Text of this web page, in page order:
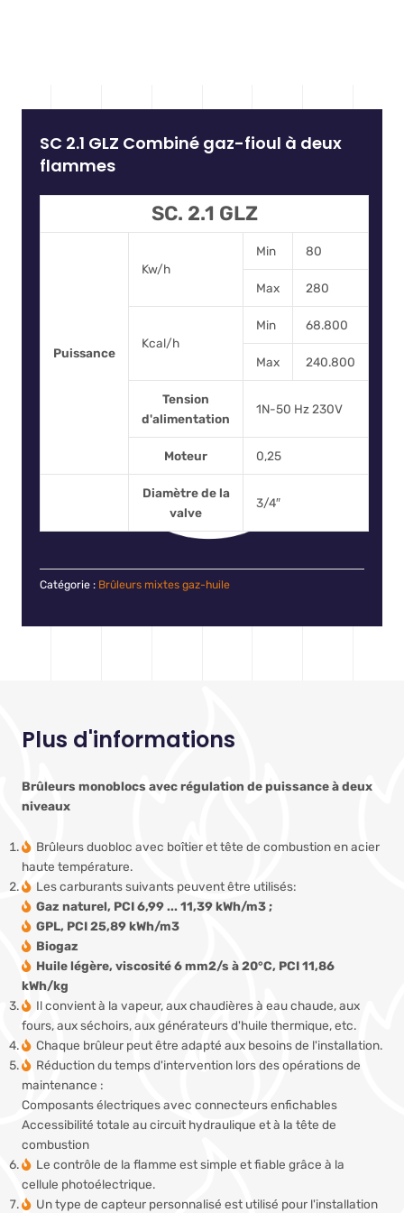
SC 2.1 GLZ Combiné gaz-fioul à deux
flammes
SC. 2.1 GLZ
Puissance
Kw/h
Min 80
Max 280
Kcal/h
Min 68.800
Max 240.800
Tension
d'alimentation
1N-50 Hz 230V
Moteur 0,25
Diamètre de la
valve
3/4″
Catégorie : Brûleurs mixtes gaz-huile
Plus d'informations
Brûleurs monoblocs avec régulation de puissance à deux
niveaux
Brûleurs duobloc avec boîtier et tête de combustion en acier
haute température.
Les carburants suivants peuvent être utilisés:
Gaz naturel, PCI 6,99 ... 11,39 kWh/m3 ;
GPL, PCI 25,89 kWh/m3
Biogaz
Huile légère, viscosité 6 mm2/s à 20°C, PCI 11,86
kWh/kg
Il convient à la vapeur, aux chaudières à eau chaude, aux
fours, aux séchoirs, aux générateurs d'huile thermique, etc.
Chaque brûleur peut être adapté aux besoins de l'installation.
Réduction du temps d'intervention lors des opérations de
maintenance :
Composants électriques avec connecteurs enfichables
Accessibilité totale au circuit hydraulique et à la tête de
combustion
Le contrôle de la flamme est simple et fiable grâce à la
cellule photoélectrique.
Un type de capteur personnalisé est utilisé pour l'installation